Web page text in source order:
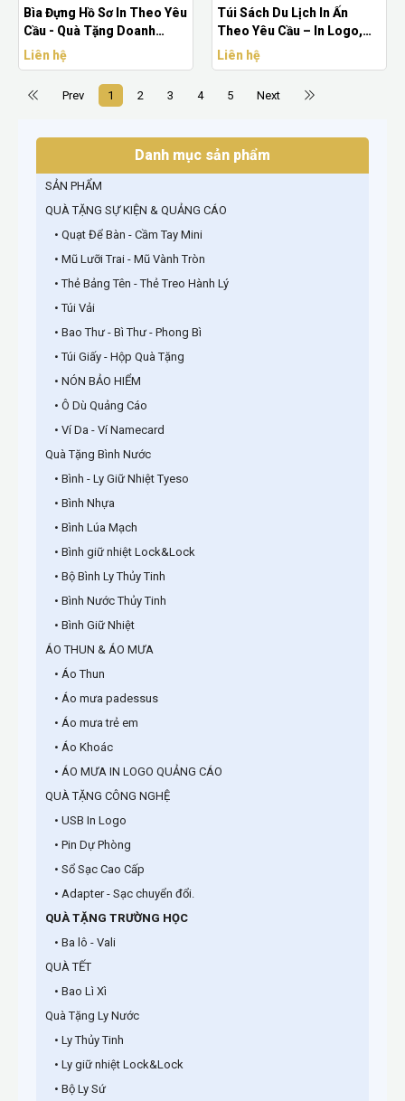
Bìa Đựng Hồ Sơ In Theo Yêu
Cầu - Quà Tặng Doanh
Nghiệp Chuyên Nghiệp
Liên hệ
Túi Sách Du Lịch In Ấn
Theo Yêu Cầu – In Logo,
Giá Tốt | Quà Tặng Nhanh
Liên hệ
Prev 1 2 3 4 5 Next
Danh mục sản phẩm
SẢN PHẨM
QUÀ TẶNG SỰ KIỆN & QUẢNG CÁO
• Quạt Để Bàn - Cầm Tay Mini
• Mũ Lưỡi Trai - Mũ Vành Tròn
• Thẻ Bảng Tên - Thẻ Treo Hành Lý
• Túi Vải
• Bao Thư - Bì Thư - Phong Bì
• Túi Giấy - Hộp Quà Tặng
• NÓN BẢO HIỂM
• Ô Dù Quảng Cáo
• Ví Da - Ví Namecard
Quà Tặng Bình Nước
• Bình - Ly Giữ Nhiệt Tyeso
• Bình Nhựa
• Bình Lúa Mạch
• Bình giữ nhiệt Lock&Lock
• Bộ Bình Ly Thủy Tinh
• Bình Nước Thủy Tinh
• Bình Giữ Nhiệt
ÁO THUN & ÁO MƯA
• Áo Thun
• Áo mưa padessus
• Áo mưa trẻ em
• Áo Khoác
• ÁO MƯA IN LOGO QUẢNG CÁO
QUÀ TẶNG CÔNG NGHỆ
• USB In Logo
• Pin Dự Phòng
• Sổ Sạc Cao Cấp
• Adapter - Sạc chuyển đổi.
QUÀ TẶNG TRƯỜNG HỌC
• Ba lô - Vali
QUÀ TẾT
• Bao Lì Xì
Quà Tặng Ly Nước
• Ly Thủy Tinh
• Ly giữ nhiệt Lock&Lock
• Bộ Ly Sứ